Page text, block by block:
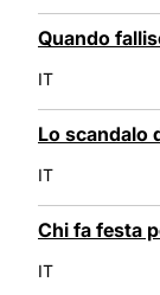
Quando
IT
Lo scandalo
IT
Chi fa festa
IT